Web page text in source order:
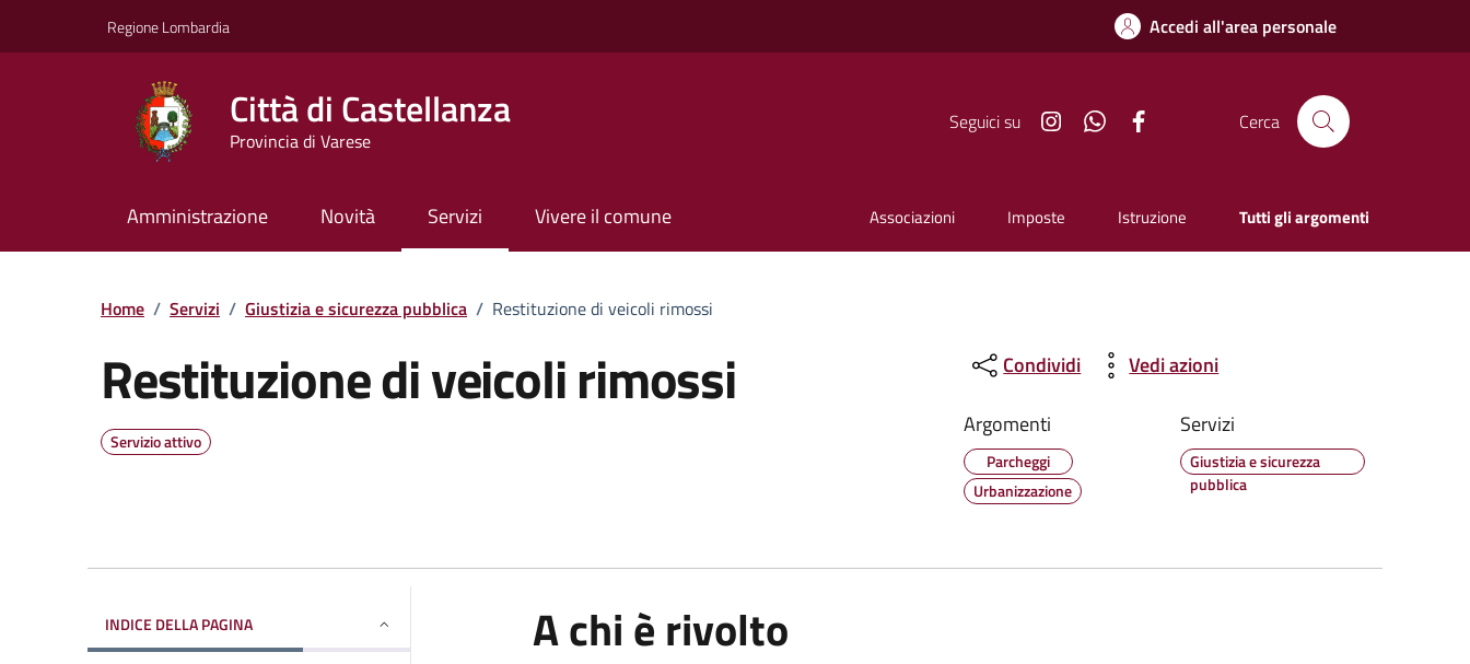
Regione Lombardia Accedi all'area personale
Città di Castellanza
Provincia di Varese
Seguici su InstagramWhatsapp Cerca
Amministrazione Novità Servizi Vivere il comune Associazioni Imposte Istruzione Tutti gli argomenti
Home / Servizi / Giustizia e sicurezza pubblica / Restituzione di veicoli rimossi
Restituzione di veicoli rimossi
Servizio attivo
Condividi
Vedi azioni
Argomenti
Parcheggi
Urbanizzazione
Servizi
Giustizia e sicurezza
pubblica
INDICE DELLA PAGINA A chi è rivolto